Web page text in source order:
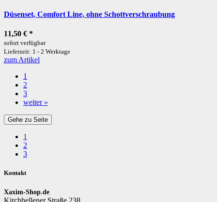
Düsenset, Comfort Line, ohne Schottverschraubung
11,50 € *
sofort verfügbar
Lieferzeit: 1 - 2 Werktage
zum Artikel
1
2
3
weiter »
Gehe zu Seite
1
2
3
Kontakt
Xaxim-Shop.de
Kirchhellener Straße 238